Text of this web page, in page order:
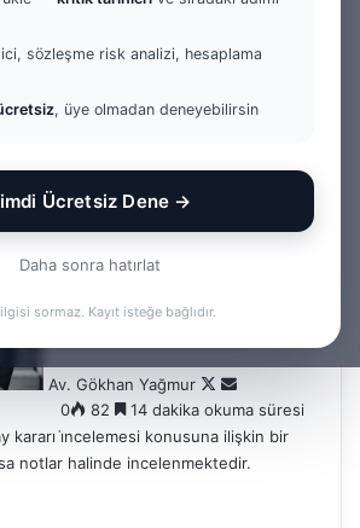
sözleşme risk analizi, hesaplama
, üye olmadan deneyebilirsin
Ücretsiz Dene →
Daha sonra hatırlat
sormaz. Kayıt isteğe bağlıdır.
10.
Dairesi
K.
Av. Gökhan Yağmur
F
o
n
X
B
s
t
a
0 82
14 dakika okuma süresi
kararı i̇ncelemesi konusuna ilişkin bir
notlar halinde incelenmektedir.